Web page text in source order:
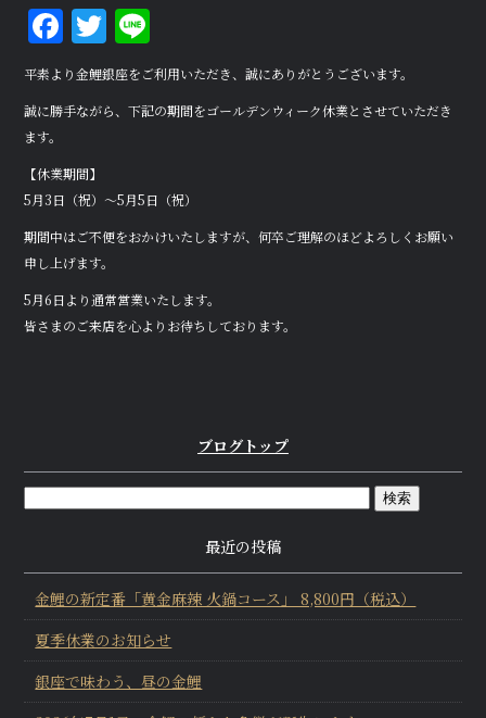
F
a
c
e
b
o
o
k
T
w
it
te
n
e
平素より金鯉銀座をご利用いただき、誠にありがとうございます。
誠に勝手ながら、下記の期間をゴールデンウィーク休業とさせていただき
ます。
【休業期間】
5月3日（祝）～5月5日（祝）
期間中はご不便をおかけいたしますが、何卒ご理解のほどよろしくお願い
申し上げます。
5月6日より通常営業いたします。
皆さまのご来店を心よりお待ちしております。
ブログトップ
最近の投稿
金鯉の新定番「黄金麻辣 火鍋コース」 8,800円（税込）
夏季休業のお知らせ
銀座で味わう、昼の金鯉